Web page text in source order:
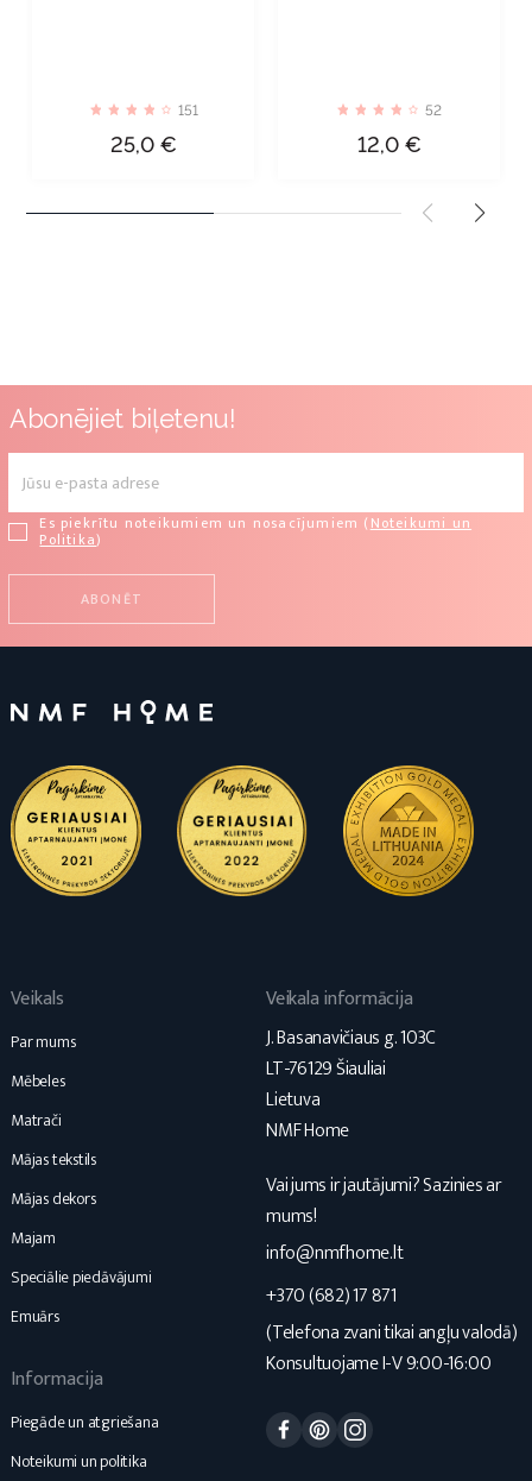
151
Cena
25,0 €
52
Cena
12,0 €
Abonējiet biļetenu!
Es piekrītu noteikumiem un nosacījumiem (Noteikumi un
Politika)
Veikals
Par mums
Mēbeles
Matrači
Mājas tekstils
Mājas dekors
Majam
Speciālie piedāvājumi
Emuārs
Informacija
Piegāde un atgriešana
Noteikumi un politika
Veikala informācija
J. Basanavičiaus g. 103C
LT-76129 Šiauliai
Lietuva
NMF Home
Vai jums ir jautājumi? Sazinies ar
mums!
info@nmfhome.lt
+370 (682) 17 871
(Telefona zvani tikai angļu valodā)
Konsultuojame I-V 9:00-16:00
Facebook
Pinterest